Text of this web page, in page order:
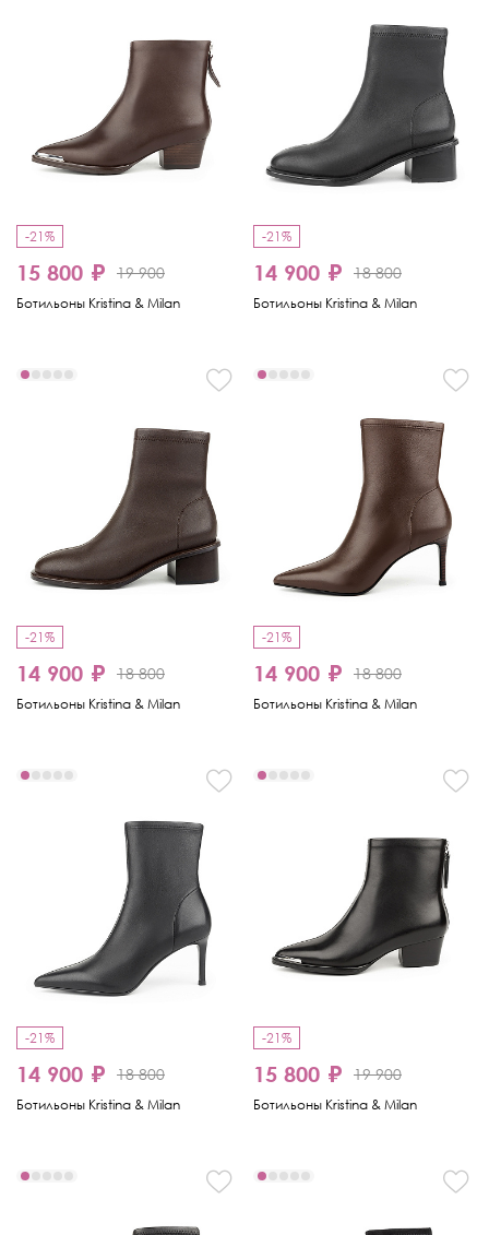
-21%
15 800 ₽ 19 900
Ботильоны Kristina & Milan
-21%
14 900 ₽ 18 800
Ботильоны Kristina & Milan
-21%
14 900 ₽ 18 800
Ботильоны Kristina & Milan
-21%
14 900 ₽ 18 800
Ботильоны Kristina & Milan
-21%
14 900 ₽ 18 800
Ботильоны Kristina & Milan
-21%
15 800 ₽ 19 900
Ботильоны Kristina & Milan